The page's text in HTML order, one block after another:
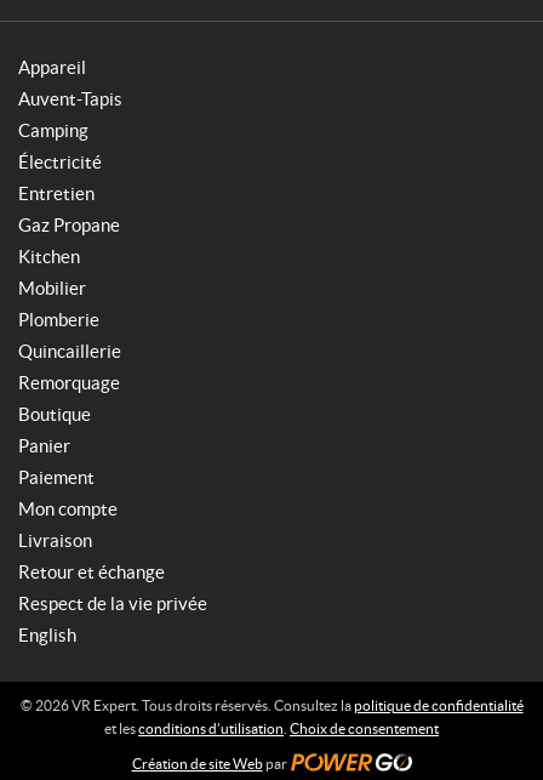
Appareil
Auvent-Tapis
Camping
Électricité
Entretien
Gaz Propane
Kitchen
Mobilier
Plomberie
Quincaillerie
Remorquage
Boutique
Panier
Paiement
Mon compte
Livraison
Retour et échange
Respect de la vie privée
English
© 2026 VR Expert. Tous droits réservés. Consultez lapolitique de confidentialité
et lesconditions d’utilisation Choix de consentement
Création de site Webpar